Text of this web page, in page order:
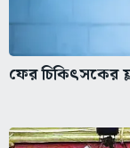
ফের চিকিৎসকের